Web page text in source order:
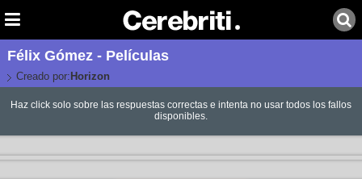
Félix Gómez - Películas
Creado por: Horizon
Haz click solo sobre las respuestas correctas e intenta no usar todos los fallos
disponibles.